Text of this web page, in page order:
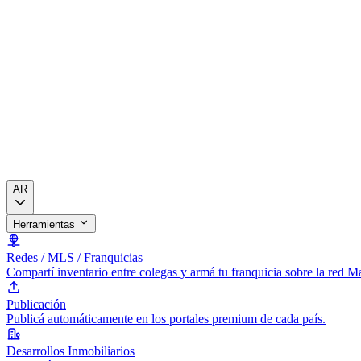
AR
Herramientas
Redes / MLS / Franquicias
Compartí inventario entre colegas y armá tu franquicia sobre la red
Publicación
Publicá automáticamente en los portales premium de cada país.
Desarrollos Inmobiliarios